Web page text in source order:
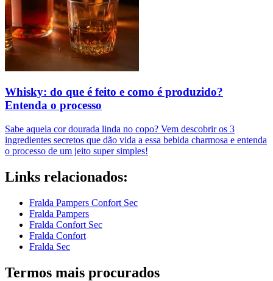
Whisky: do que é feito e como é produzido?
Entenda o processo
Sabe aquela cor dourada linda no copo? Vem descobrir os 3
ingredientes secretos que dão vida a essa bebida charmosa e entenda
o processo de um jeito super simples!
Links relacionados:
Fralda Pampers Confort Sec
Fralda Pampers
Fralda Confort Sec
Fralda Confort
Fralda Sec
Termos mais procurados